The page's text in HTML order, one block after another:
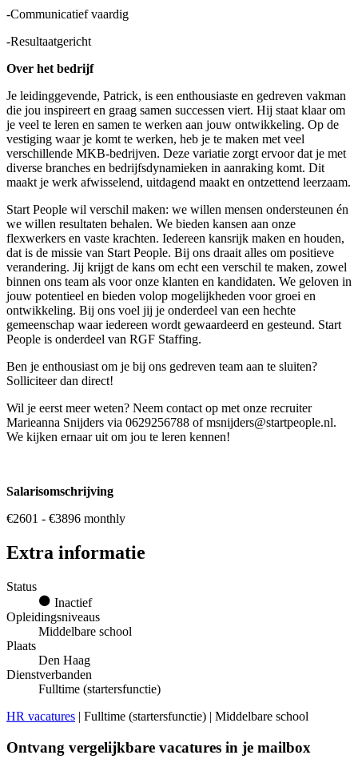
-Communicatief vaardig
-Resultaatgericht
Over het bedrijf
Je leidinggevende, Patrick, is een enthousiaste en gedreven vakman
die jou inspireert en graag samen successen viert. Hij staat klaar om
je veel te leren en samen te werken aan jouw ontwikkeling. Op de
vestiging waar je komt te werken, heb je te maken met veel
verschillende MKB-bedrijven. Deze variatie zorgt ervoor dat je met
diverse branches en bedrijfsdynamieken in aanraking komt. Dit
maakt je werk afwisselend, uitdagend maakt en ontzettend leerzaam.
Start People wil verschil maken: we willen mensen ondersteunen én
we willen resultaten behalen. We bieden kansen aan onze
flexwerkers en vaste krachten. Iedereen kansrijk maken en houden,
dat is de missie van Start People. Bij ons draait alles om positieve
verandering. Jij krijgt de kans om echt een verschil te maken, zowel
binnen ons team als voor onze klanten en kandidaten. We geloven in
jouw potentieel en bieden volop mogelijkheden voor groei en
ontwikkeling. Bij ons voel jij je onderdeel van een hechte
gemeenschap waar iedereen wordt gewaardeerd en gesteund. Start
People is onderdeel van RGF Staffing.
Ben je enthousiast om je bij ons gedreven team aan te sluiten?
Solliciteer dan direct!
Wil je eerst meer weten? Neem contact op met onze recruiter
Marieanna Snijders via 0629256788 of msnijders@startpeople.nl.
We kijken ernaar uit om jou te leren kennen!
Salarisomschrijving
€2601 - €3896 monthly
Extra informatie
Status
Inactief
Opleidingsniveaus
Middelbare school
Plaats
Den Haag
Dienstverbanden
Fulltime (startersfunctie)
HR vacatures | Fulltime (startersfunctie) | Middelbare school
Ontvang vergelijkbare vacatures in je mailbox